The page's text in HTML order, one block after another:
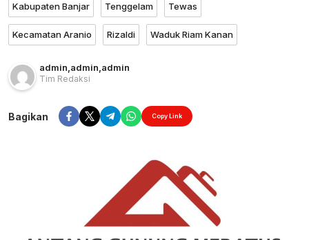
Kabupaten Banjar Tenggelam Tewas
Kecamatan Aranio Rizaldi Waduk Riam Kanan
admin admin admin
Tim Redaksi
Bagikan Copy Link